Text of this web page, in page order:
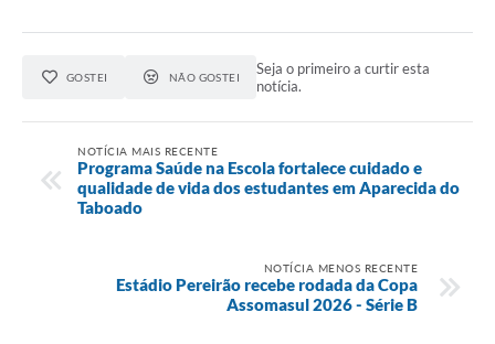
GOSTEI NÃO GOSTEI
Seja o primeiro a curtir esta
notícia.
NOTÍCIA MAIS RECENTE
Programa Saúde na Escola fortalece cuidado e
qualidade de vida dos estudantes em Aparecida do
Taboado
NOTÍCIA MENOS RECENTE
Estádio Pereirão recebe rodada da Copa
Assomasul 2026 - Série B